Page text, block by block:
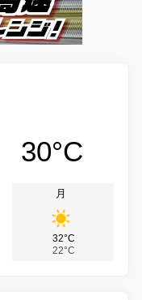
30°C
月
32°C
22°C